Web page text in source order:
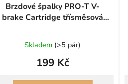
Brzdové špalky PRO-T V-
brake Cartridge třísměsová
Skladem (>5 pár)
199 Kč